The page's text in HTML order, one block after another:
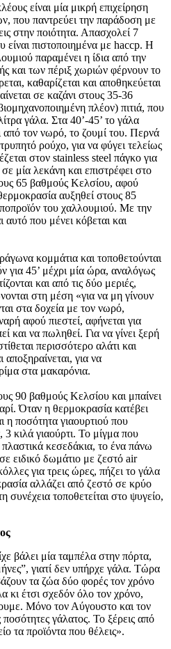
είναι μία μικρή επιχείρηση
που παντρεύει την παράδοση με
στην ποιότητα. Απασχολεί 7
είναι πιστοποιημένα με haccp. Η
παραμένει η ίδια από την
και των πέριξ χωριών φέρνουν το
καθαρίζεται και αποθηκεύεται
σε καζάνι στους 35-36
πλέον) πιτιά, που
γάλα. Στα 40’-45’ το γάλα
από τον νωρό, το ζουμί του. Περνά
ρούχο, για να φύγει τελείως
στον stainless steel πάγκο για
μία λεκάνη και επιστρέφει στο
65 βαθμούς Κελσίου, αφού
αυξηθεί στους 85
του χαλλουμιού. Με την
που μένει κόβεται και
κομμάτια και τοποθετούνται
για 45’ μέχρι μία ώρα, αναλόγως
και από τις δύο μεριές,
στη μέση «για να μη γίνουν
στα δοχεία με τον νωρό,
αφού πιεστεί, αφήνεται για
και να πωληθεί. Για να γίνει ξερή
περισσότερο αλάτι και
αποξηραίνεται, για να
στα μακαρόνια.
90 βαθμούς Κελσίου και μπαίνει
Όταν η θερμοκρασία κατέβει
η ποσότητα γιαουρτιού που
3 κιλά γιαούρτι. Το μίγμα που
πλαστικά κεσεδάκια, το ένα πάνω
ειδικό δωμάτιο με ζεστό air
για τρεις ώρες, πήζει το γάλα
αλλάζει από ζεστό σε κρύο
συνέχεια τοποθετείται στο ψυγείο,
βάλει μία ταμπέλα στην πόρτα,
γιατί δεν υπήρχε γάλα. Τώρα
τα ζώα δύο φορές τον χρόνο
κι έτσι σχεδόν όλο τον χρόνο,
Μόνο τον Αύγουστο και τον
γάλατος. Το ξέρεις από
τα προϊόντα που θέλεις».